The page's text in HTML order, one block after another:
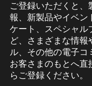
ご登録いただくと
報、新製品やイベン
ケート、スペシャル
ど、さまざまな情
ル、その他の電子コ
お客さまのもとへ直
らご登録ください。